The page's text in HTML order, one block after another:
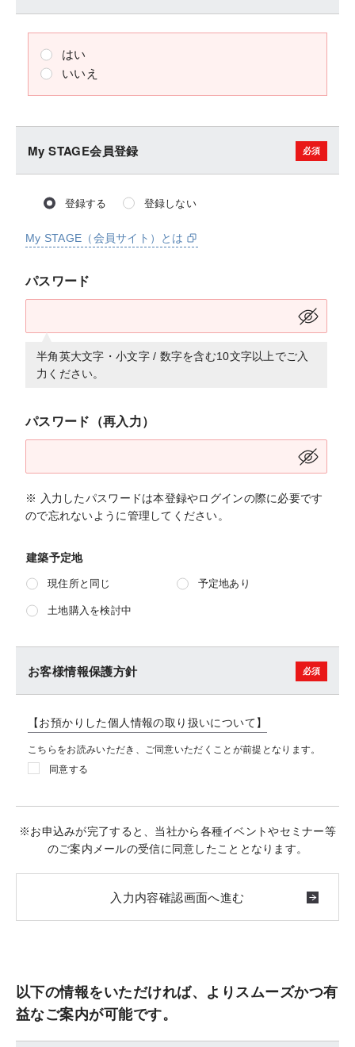
はい
いいえ
My STAGE会員登録
登録する 登録しない
My STAGE（会員サイト）とは
パスワード
半角英大文字・小文字 / 数字を含む10文字以上でご入
力ください。
パスワード（再入力）
※ 入力したパスワードは本登録やログインの際に必要です
ので忘れないように管理してください。
建築予定地
現住所と同じ 予定地あり
土地購入を検討中
お客様情報保護方針
【お預かりした個人情報の取り扱いについて】
こちらをお読みいただき、ご同意いただくことが前提となります。
同意する
※お申込みが完了すると、当社から各種イベントやセミナー等
のご案内メールの受信に同意したこととなります。
以下の情報をいただければ、よりスムーズかつ有
益なご案内が可能です。